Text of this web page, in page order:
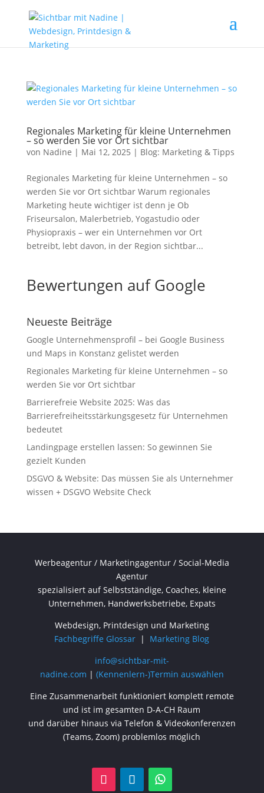
Regionales Marketing für kleine Unternehmen
– so werden Sie vor Ort sichtbar
von Nadine | Mai 12, 2025 | Blog: Marketing & Tipps
Regionales Marketing für kleine Unternehmen – so
werden Sie vor Ort sichtbar Warum regionales
Marketing heute wichtiger ist denn je Ob
Friseursalon, Malerbetrieb, Yogastudio oder
Physiopraxis – wer ein Unternehmen vor Ort
betreibt, lebt davon, in der Region sichtbar...
Bewertungen auf Google
Neueste Beiträge
Google Unternehmensprofil – bei Google Business
und Maps in Konstanz gelistet werden
Regionales Marketing für kleine Unternehmen – so
werden Sie vor Ort sichtbar
Barrierefreie Website 2025: Was das
Barrierefreiheitsstärkungsgesetz für Unternehmen
bedeutet
Landingpage erstellen lassen: So gewinnen Sie
gezielt Kunden
DSGVO & Website: Das müssen Sie als Unternehmer
wissen + DSGVO Website Check
Werbeagentur / Marketingagentur / Social-Media
Agentur
spezialisiert auf Selbstständige, Coaches, kleine
Unternehmen, Handwerksbetriebe, Expats
Webdesign, Printdesign und Marketing
Fachbegriffe Glossar | Marketing Blog
info@sichtbar-mit-
nadine.com | (Kennenlern-)Termin auswählen
Eine Zusammenarbeit funktioniert komplett remote
und ist im gesamten D-A-CH Raum
und darüber hinaus via Telefon & Videokonferenzen
(Teams, Zoom) problemlos möglich